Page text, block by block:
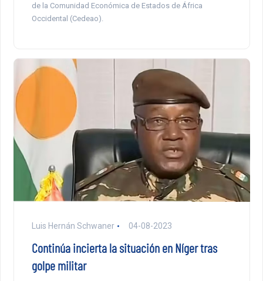
de la Comunidad Económica de Estados de África
Occidental (Cedeao).
Luis Hernán Schwaner 04-08-2023
Continúa incierta la situación en Níger tras
golpe militar